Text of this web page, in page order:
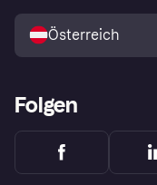
Österreich
Folgen